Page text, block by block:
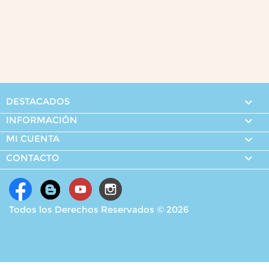
DESTACADOS 
INFORMACIÓN 
MI CUENTA 
CONTACTO 
Todos los Derechos Reservados © 2026